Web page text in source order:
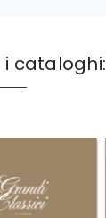
i cataloghi: